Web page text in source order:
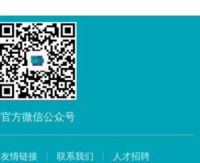
官方微信公众号
友情链接 联系我们 人才招聘